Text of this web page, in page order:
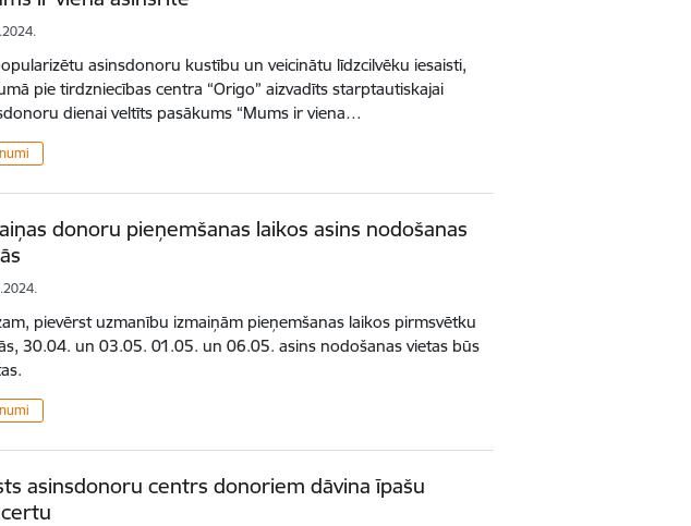
asinsdonoru kustību un veicinātu līdzcilvēku iesaisti,
pie tirdzniecības centra “Origo” aizvadīts starptautiskajai
dienai veltīts pasākums “Mums ir viena…
donoru pieņemšanas laikos asins nodošanas
pievērst uzmanību izmaiņām pieņemšanas laikos pirmsvētku
30.04. un 03.05. 01.05. un 06.05. asins nodošanas vietas būs
asinsdonoru centrs donoriem dāvina īpašu